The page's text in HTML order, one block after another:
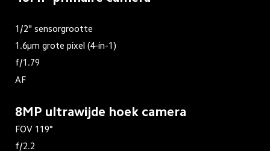
1/2" sensorgrootte
1.6μm grote pixel (4-in-1)
f/1.79
AF
8MP ultrawijde hoek camera
f/2.2